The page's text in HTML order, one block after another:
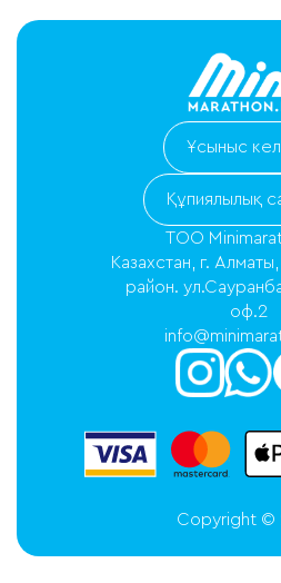
Ұсыныс
Құпиялылық
ТОО
Казахстан, г.
район.
оф.2
Copyright ©